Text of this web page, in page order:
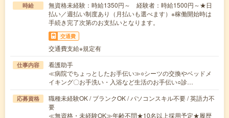
時給
無資格未経験：時給1350円～ 経験者：時給1500円～★日
払い／週払い制度あり（月払いも選べます）※稼働開始時は
手続き完了次第のお支払いとなります。
交通費
交通費支給※規定有
仕事内容
看護助手
≪病院でちょっとしたお手伝い≫○シーツの交換やベッドメ
イキング〇お手洗い・入浴など生活のお手伝い○診…
応募資格
職種未経験OK / ブランクOK / パソコンスキル不要 / 英語力不
要
≪無資格・未経験OK≫年齢不問★10名以上採用予定★履歴